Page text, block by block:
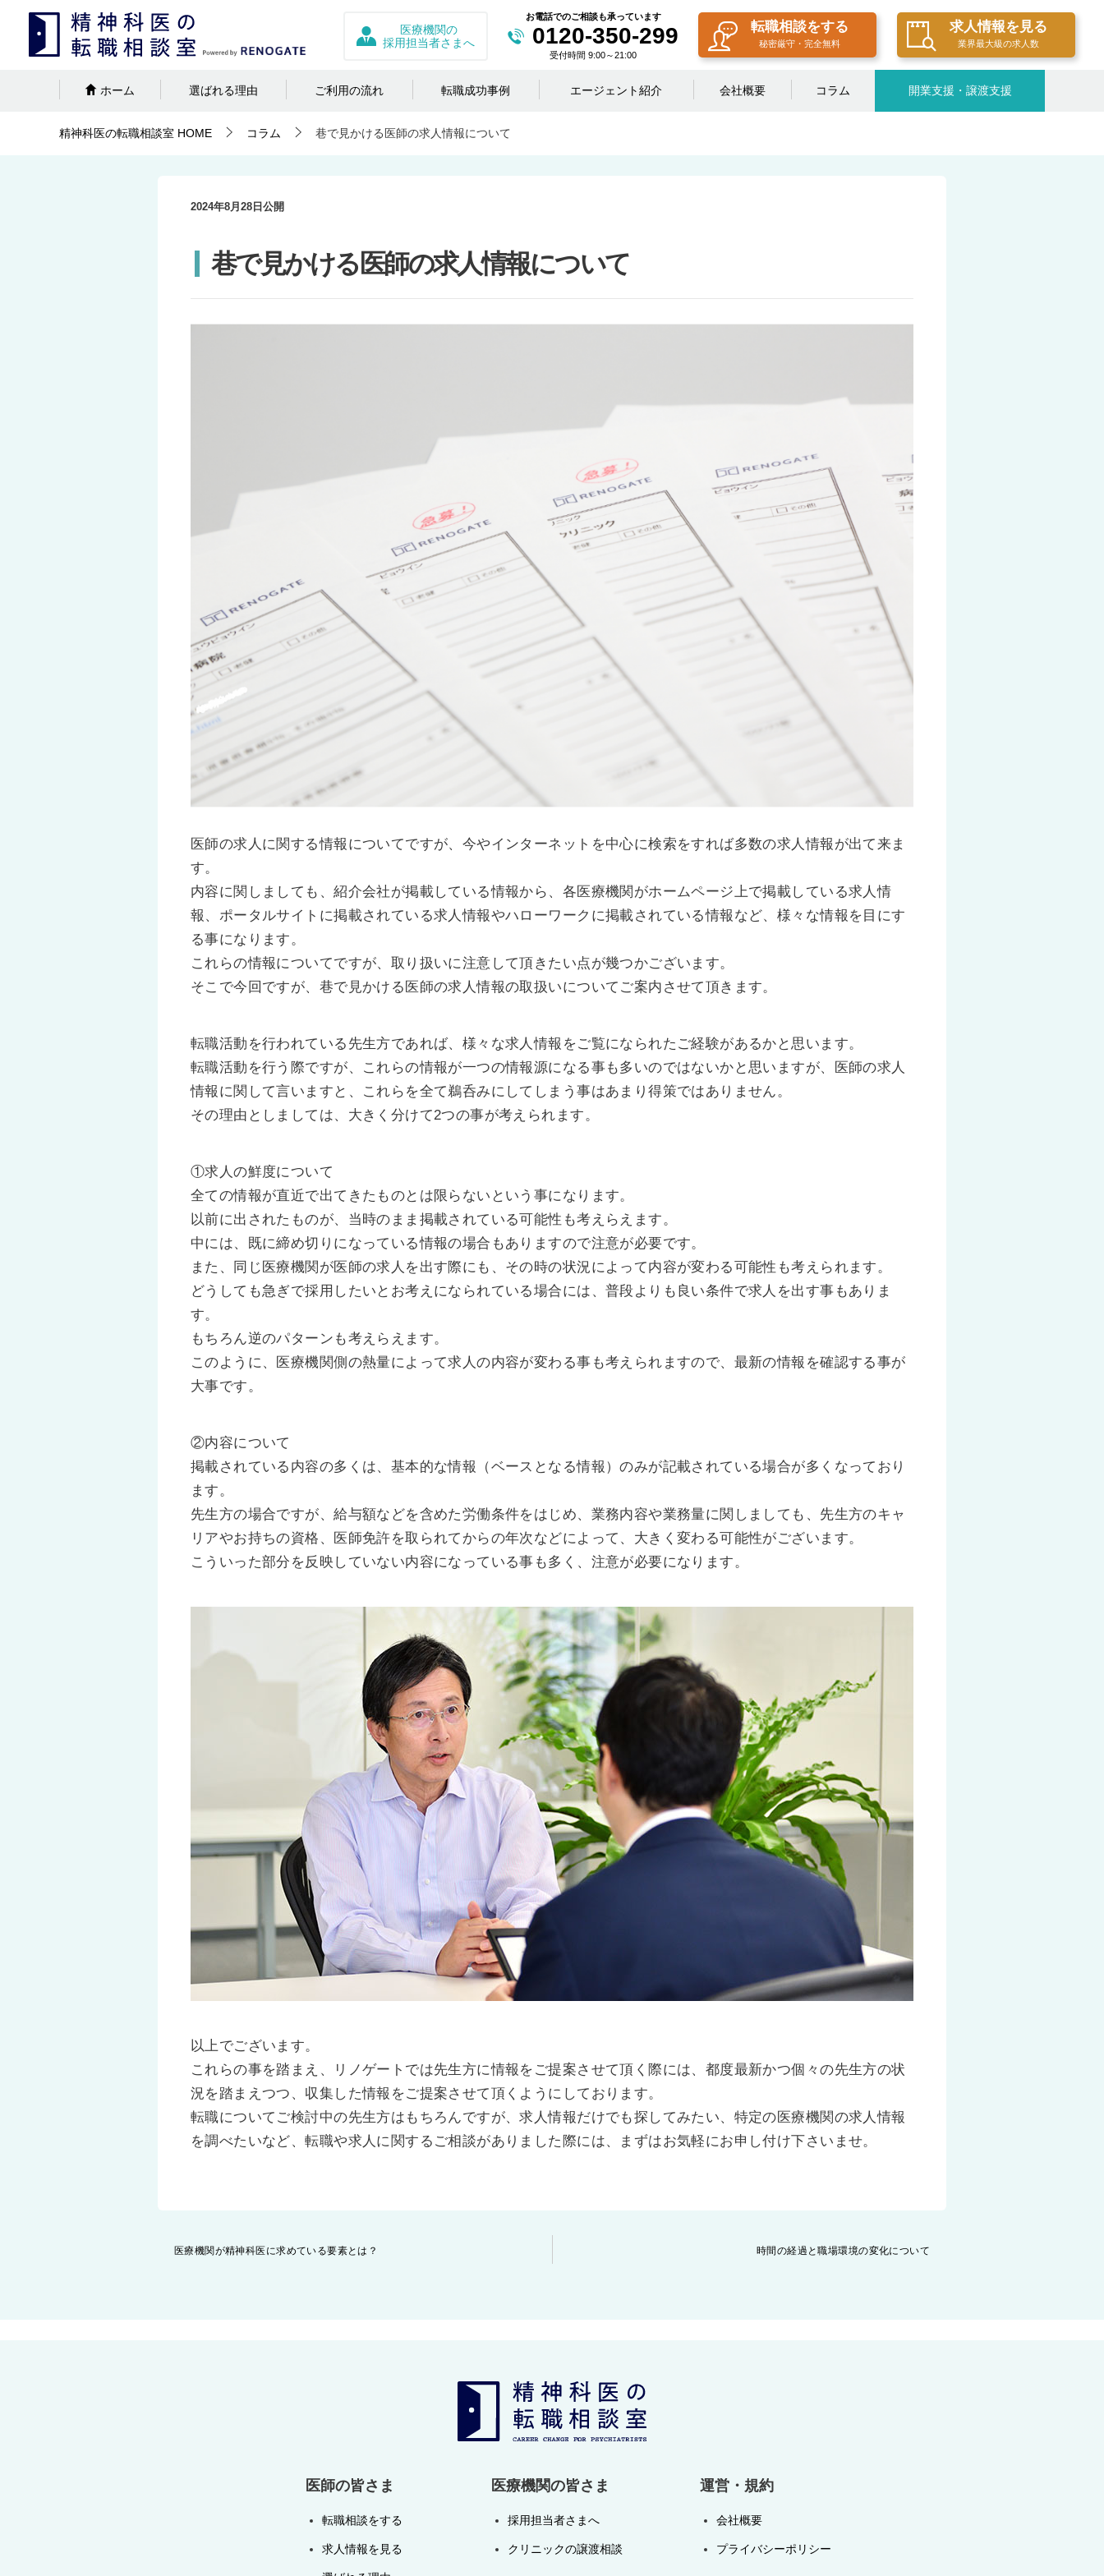
転職相談をする
秘密厳守・完全無料
求人情報を見る
業界最大級の求人数
お電話でのご相談も承っています
0120-350-299
受付時間 9:00～21:00
医療機関の
採用担当者さまへ
ホーム 選ばれる理由 ご利用の流れ 転職成功事例 エージェント紹介 会社概要 コラム 開業支援・譲渡支援
精神科医の転職相談室 HOME コラム 巷で見かける医師の求人情報について
2024年8月28日 公開
巷で見かける医師の求人情報について
医師の求人に関する情報についてですが、今やインターネットを中心に検索をすれば多数の求人情報が出て来ま
す。
内容に関しましても、紹介会社が掲載している情報から、各医療機関がホームページ上で掲載している求人情
報、ポータルサイトに掲載されている求人情報やハローワークに掲載されている情報など、様々な情報を目にす
る事になります。
これらの情報についてですが、取り扱いに注意して頂きたい点が幾つかございます。
そこで今回ですが、巷で見かける医師の求人情報の取扱いについてご案内させて頂きます。
転職活動を行われている先生方であれば、様々な求人情報をご覧になられたご経験があるかと思います。
転職活動を行う際ですが、これらの情報が一つの情報源になる事も多いのではないかと思いますが、医師の求人
情報に関して言いますと、これらを全て鵜呑みにしてしまう事はあまり得策ではありません。
その理由としましては、大きく分けて2つの事が考えられます。
①求人の鮮度について
全ての情報が直近で出てきたものとは限らないという事になります。
以前に出されたものが、当時のまま掲載されている可能性も考えらえます。
中には、既に締め切りになっている情報の場合もありますので注意が必要です。
また、同じ医療機関が医師の求人を出す際にも、その時の状況によって内容が変わる可能性も考えられます。
どうしても急ぎで採用したいとお考えになられている場合には、普段よりも良い条件で求人を出す事もありま
す。
もちろん逆のパターンも考えらえます。
このように、医療機関側の熱量によって求人の内容が変わる事も考えられますので、最新の情報を確認する事が
大事です。
②内容について
掲載されている内容の多くは、基本的な情報（ベースとなる情報）のみが記載されている場合が多くなっており
ます。
先生方の場合ですが、給与額などを含めた労働条件をはじめ、業務内容や業務量に関しましても、先生方のキャ
リアやお持ちの資格、医師免許を取られてからの年次などによって、大きく変わる可能性がございます。
こういった部分を反映していない内容になっている事も多く、注意が必要になります。
以上でございます。
これらの事を踏まえ、リノゲートでは先生方に情報をご提案させて頂く際には、都度最新かつ個々の先生方の状
況を踏まえつつ、収集した情報をご提案させて頂くようにしております。
転職についてご検討中の先生方はもちろんですが、求人情報だけでも探してみたい、特定の医療機関の求人情報
を調べたいなど、転職や求人に関するご相談がありました際には、まずはお気軽にお申し付け下さいませ。
投医療機関が精神科医に求めている要素とは？ 時間の経過と職場環境の変化について
医師の皆さま
転職相談をする
求人情報を見る
医療機関の皆さま
採用担当者さまへ
クリニックの譲渡相談
運営・規約
会社概要
プライバシーポリシー